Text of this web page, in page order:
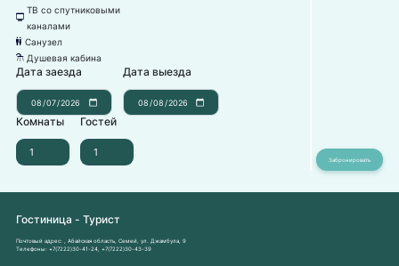
넎
ТВ со спутниковыми
каналами
댃 Санузел
댴 Душевая кабина
Дата заезда Дата выезда
Комнаты Гостей
Гостиница - Турист
Почтовый адрес:
, Абайская область, Семей, ул. Джамбула, 9
Телефоны: +7(7222)30-41-24 +7(7222)30-43-39